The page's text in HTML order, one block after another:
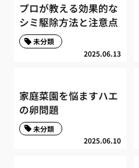
プロが教える効果的な
シミ駆除方法と注意点
2025.06.13
未分類
家庭菜園を悩ますハエ
の卵問題
2025.06.10
未分類